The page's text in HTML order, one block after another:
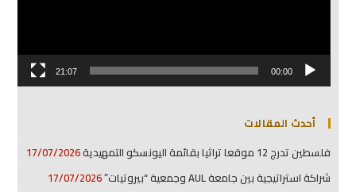
00:00
21:07
أحدث المقالات
فلسطين تدرج 12 موقعا تراثيا بقائمة اليونسكو التمهيدية
17/07/2026
شراكة استراتيجية بين جامعة AUL وجمعية “بيروتيات”
17/07/2026